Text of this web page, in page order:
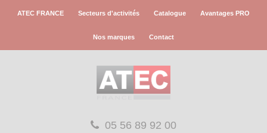
ATEC FRANCE Secteurs d'activités Catalogue Avantages PRO
Nos marques Contact
05 56 89 92 00